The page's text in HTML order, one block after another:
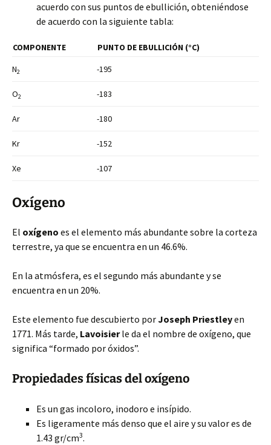
acuerdo con sus puntos de ebullición, obteniéndose
de acuerdo con la siguiente tabla:
COMPONENTE
PUNTO DE EBULLICIÓN (°C)
N2 -195
O2 -183
Ar -180
Kr -152
Xe -107
Oxígeno
El oxígeno es el elemento más abundante sobre la corteza
terrestre, ya que se encuentra en un 46.6%.
En la atmósfera, es el segundo más abundante y se
encuentra en un 20%.
Este elemento fue descubierto porJoseph Priestleyen
1771. Más tarde, Lavoisierle da el nombre de oxígeno, que
significa “formado por óxidos”.
Propiedades físicas del oxígeno
Es un gas incoloro, inodoro e insípido.
Es ligeramente más denso que el aire y su valor es de
1.43 gr/cm3.